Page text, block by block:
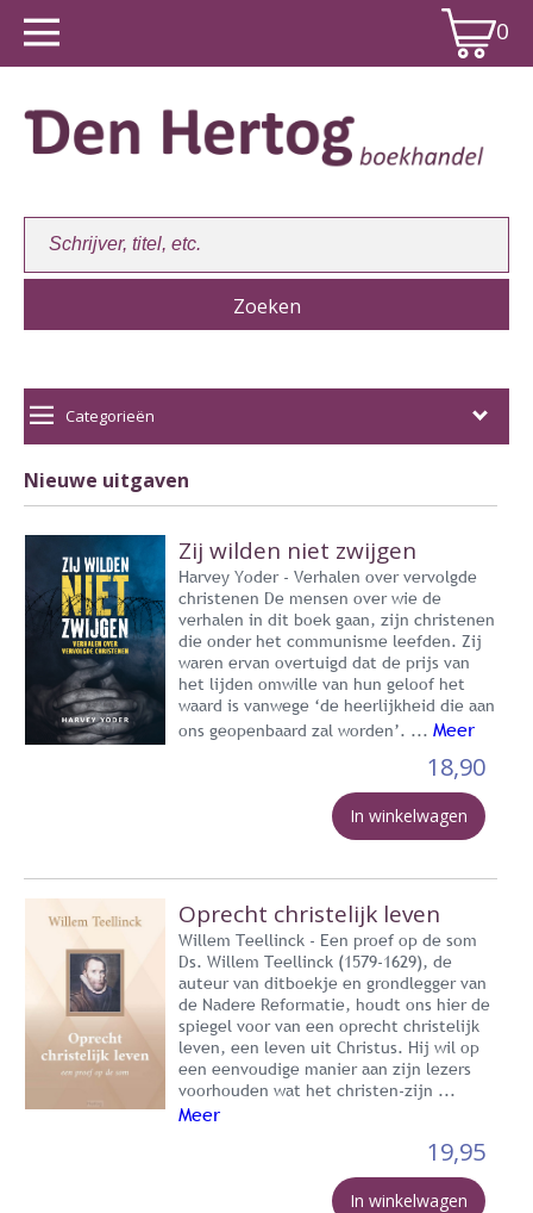
0
Winkelwagen:
Categorieën
Nieuwe uitgaven
Zij wilden niet zwijgen
Harvey Yoder - Verhalen over vervolgde
christenen De mensen over wie de
verhalen in dit boek gaan, zijn christenen
die onder het communisme leefden. Zij
waren ervan overtuigd dat de prijs van
het lijden omwille van hun geloof het
waard is vanwege ‘de heerlijkheid die aan
ons geopenbaard zal worden’. ... Meer
18,90
In winkelwagen
Oprecht christelijk leven
Willem Teellinck - Een proef op de som
Ds. Willem Teellinck (1579-1629), de
auteur van ditboekje en grondlegger van
de Nadere Reformatie, houdt ons hier de
spiegel voor van een oprecht christelijk
leven, een leven uit Christus. Hij wil op
een eenvoudige manier aan zijn lezers
voorhouden wat het christen-zijn ...
Meer
19,95
In winkelwagen